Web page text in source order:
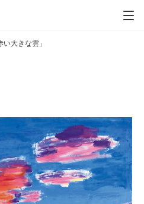
作家
作品一覧
カタログ
い大きな雲」